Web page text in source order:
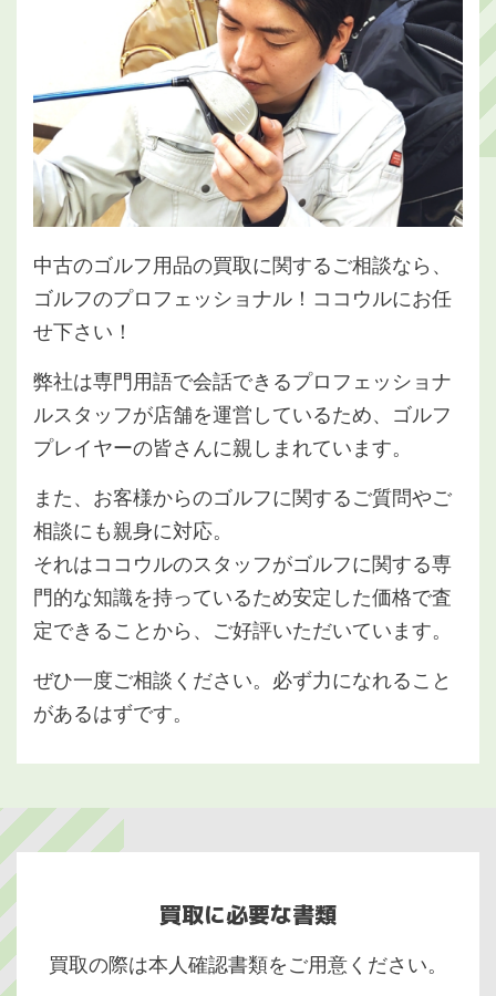
中古のゴルフ用品の買取に関するご相談なら、
ゴルフのプロフェッショナル！ココウルにお任
せ下さい！
弊社は専門用語で会話できるプロフェッショナ
ルスタッフが店舗を運営しているため、ゴルフ
プレイヤーの皆さんに親しまれています。
また、お客様からのゴルフに関するご質問やご
相談にも親身に対応。
それはココウルのスタッフがゴルフに関する専
門的な知識を持っているため安定した価格で査
定できることから、ご好評いただいています。
ぜひ一度ご相談ください。必ず力になれること
があるはずです。
買取に必要な書類
買取の際は本人確認書類をご用意ください。